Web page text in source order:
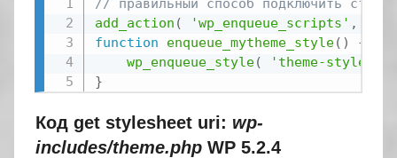
// правильный способ подключить стили
add_action ( 'wp_enqueue_scripts' ,
function
enqueue_mytheme_style( )
{
wp_enqueue_style( 'theme-style'
}
Код get stylesheet uri: wp-
includes/theme.php WP 5.2.4